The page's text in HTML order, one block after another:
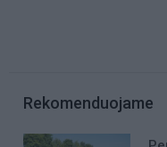
Rekomenduojame